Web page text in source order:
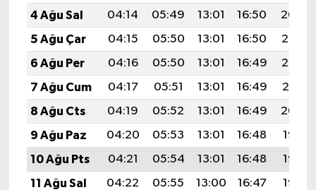
4 Ağu Sal
04:14 05:49 13:01 16:50
20:04
5 Ağu Çar
04:15 05:50 13:01 16:50
20:03
6 Ağu Per
04:16 05:50 13:01 16:49
20:02
7 Ağu Cum
04:17 05:51 13:01 16:49
20:01
8 Ağu Cts
04:19 05:52 13:01 16:49
20:00
9 Ağu Paz
04:20 05:53 13:01 16:48
19:58
10 Ağu Pts
04:21 05:54 13:01 16:48
19:57
11 Ağu Sal
04:22 05:55 13:00 16:47
19:56